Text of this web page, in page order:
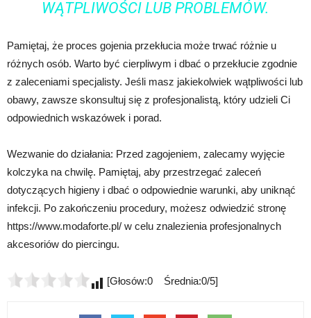
WĄTPLIWOŚCI LUB PROBLEMÓW.
Pamiętaj, że proces gojenia przekłucia może trwać różnie u
różnych osób. Warto być cierpliwym i dbać o przekłucie zgodnie
z zaleceniami specjalisty. Jeśli masz jakiekolwiek wątpliwości lub
obawy, zawsze skonsultuj się z profesjonalistą, który udzieli Ci
odpowiednich wskazówek i porad.
Wezwanie do działania: Przed zagojeniem, zalecamy wyjęcie
kolczyka na chwilę. Pamiętaj, aby przestrzegać zaleceń
dotyczących higieny i dbać o odpowiednie warunki, aby uniknąć
infekcji. Po zakończeniu procedury, możesz odwiedzić stronę
https://www.modaforte.pl/ w celu znalezienia profesjonalnych
akcesoriów do piercingu.
[Głosów:0 Średnia:0/5]